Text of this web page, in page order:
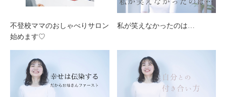
不登校ママのおしゃべりサロン
始めます♡
私が笑えなかったのは…